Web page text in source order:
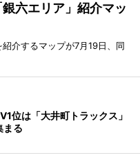
六エリア」紹介マッ
介するマップが7月19日、同
位は「大井町トラックス」
る